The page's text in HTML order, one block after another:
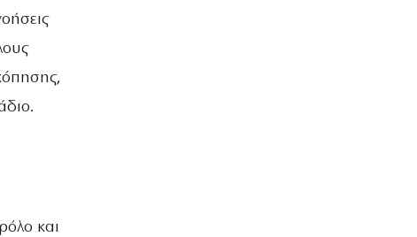
και